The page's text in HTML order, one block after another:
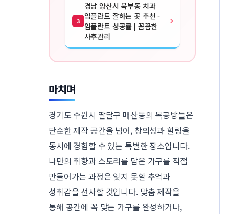
3
경남 양산시 북부동 치과
임플란트 잘하는 곳 추천 -
임플란트 성공률 | 꼼꼼한
사후관리
마치며
경기도 수원시 팔달구 매산동의 목공방들은
단순한 제작 공간을 넘어, 창의성과 힐링을
동시에 경험할 수 있는 특별한 장소입니다.
나만의 취향과 스토리를 담은 가구를 직접
만들어가는 과정은 잊지 못할 추억과
성취감을 선사할 것입니다. 맞춤 제작을
통해 공간에 꼭 맞는 가구를 완성하거나,